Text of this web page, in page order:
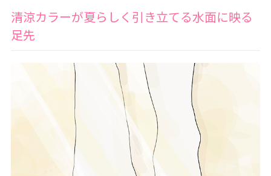
清涼カラーが夏らしく引き立てる水面に映る
足先